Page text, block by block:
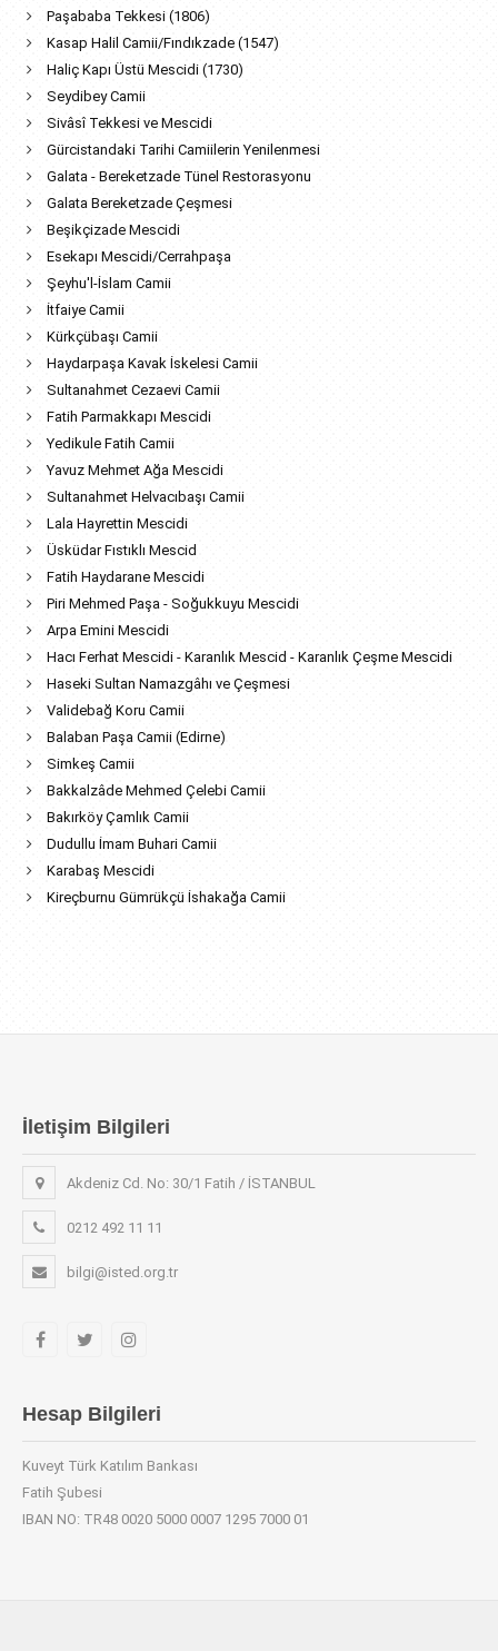
Paşababa Tekkesi (1806)
Kasap Halil Camii/Fındıkzade (1547)
Haliç Kapı Üstü Mescidi (1730)
Seydibey Camii
Sivâsî Tekkesi ve Mescidi
Gürcistandaki Tarihi Camiilerin Yenilenmesi
Galata - Bereketzade Tünel Restorasyonu
Galata Bereketzade Çeşmesi
Beşikçizade Mescidi
Esekapı Mescidi/Cerrahpaşa
Şeyhu'l-İslam Camii
İtfaiye Camii
Kürkçübaşı Camii
Haydarpaşa Kavak İskelesi Camii
Sultanahmet Cezaevi Camii
Fatih Parmakkapı Mescidi
Yedikule Fatih Camii
Yavuz Mehmet Ağa Mescidi
Sultanahmet Helvacıbaşı Camii
Lala Hayrettin Mescidi
Üsküdar Fıstıklı Mescid
Fatih Haydarane Mescidi
Piri Mehmed Paşa - Soğukkuyu Mescidi
Arpa Emini Mescidi
Hacı Ferhat Mescidi - Karanlık Mescid - Karanlık Çeşme Mescidi
Haseki Sultan Namazgâhı ve Çeşmesi
Validebağ Koru Camii
Balaban Paşa Camii (Edirne)
Simkeş Camii
Bakkalzâde Mehmed Çelebi Camii
Bakırköy Çamlık Camii
Dudullu İmam Buhari Camii
Karabaş Mescidi
Kireçburnu Gümrükçü İshakağa Camii
İletişim Bilgileri
Akdeniz Cd. No: 30/1 Fatih / İSTANBUL
0212 492 11 11
bilgi@isted.org.tr
Hesap Bilgileri
Kuveyt Türk Katılım Bankası
Fatih Şubesi
IBAN NO: TR48 0020 5000 0007 1295 7000 01